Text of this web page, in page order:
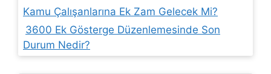
Kamu Çalışanlarına Ek Zam Gelecek Mi?
3600 Ek Gösterge Düzenlemesinde Son
Durum Nedir?